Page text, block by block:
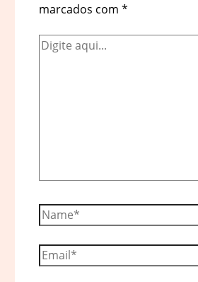
marcados com *
Digite
Name*
Email*